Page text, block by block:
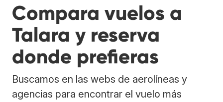
Compara vuelos a
Talara y reserva
donde prefieras
Buscamos en las webs de aerolíneas y
agencias para encontrar el vuelo más